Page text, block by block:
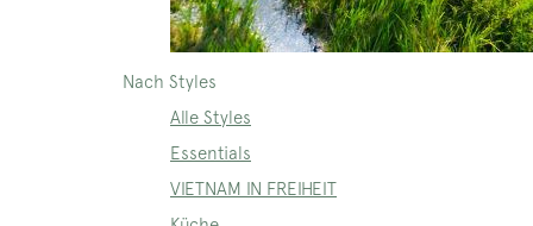
Nach Styles
Alle Styles
Essentials
VIETNAM IN FREIHEIT